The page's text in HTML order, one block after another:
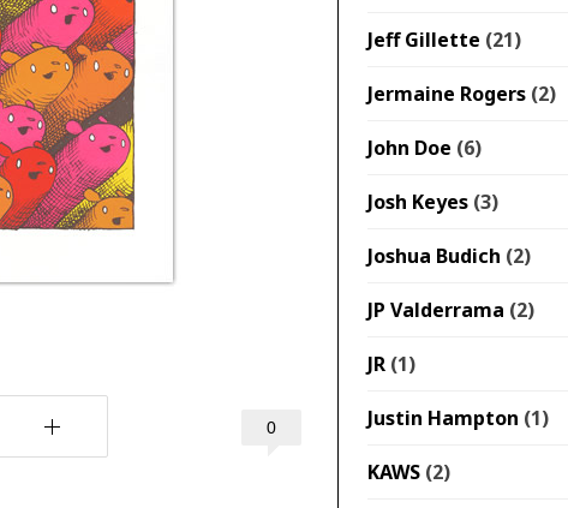
0
Jeff Gillette (21)
Jermaine Rogers (2)
John Doe (6)
Josh Keyes (3)
Joshua Budich (2)
JP Valderrama (2)
JR (1)
Justin Hampton (1)
KAWS (2)